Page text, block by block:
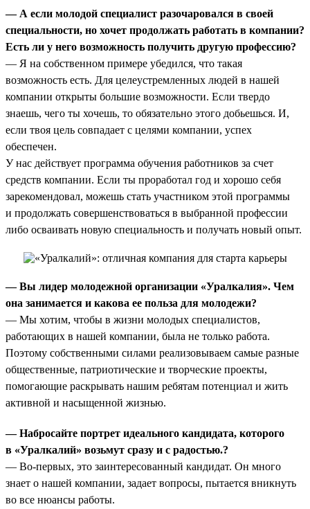
— А если молодой специалист разочаровался в своей
специальности, но хочет продолжать работать в компании?
Есть ли у него возможность получить другую профессию?
— Я на собственном примере убедился, что такая
возможность есть. Для целеустремленных людей в нашей
компании открыты большие возможности. Если твердо
знаешь, чего ты хочешь, то обязательно этого добьешься. И,
если твоя цель совпадает с целями компании, успех
обеспечен.
У нас действует программа обучения работников за счет
средств компании. Если ты проработал год и хорошо себя
зарекомендовал, можешь стать участником этой программы
и продолжать совершенствоваться в выбранной профессии
либо осваивать новую специальность и получать новый опыт.
— Вы лидер молодежной организации «Уралкалия». Чем
она занимается и какова ее польза для молодежи?
— Мы хотим, чтобы в жизни молодых специалистов,
работающих в нашей компании, была не только работа.
Поэтому собственными силами реализовываем самые разные
общественные, патриотические и творческие проекты,
помогающие раскрывать нашим ребятам потенциал и жить
активной и насыщенной жизнью.
— Набросайте портрет идеального кандидата, которого
в «Уралкалий» возьмут сразу и с радостью.?
— Во-первых, это заинтересованный кандидат. Он много
знает о нашей компании, задает вопросы, пытается вникнуть
во все нюансы работы.